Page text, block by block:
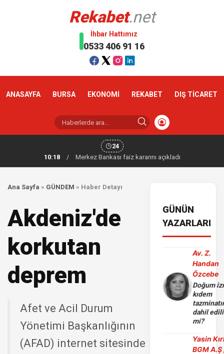
Rekabet.net
İhbar Hattımız
0533 406 91 16
ANASAYFA BURSA EKONOMİ REKABET DIŞ TİCARET
24
10:18
/ Merkez Bankası faiz kararını açıkladı
Ana Sayfa » GÜNDEM » Haber Detayı
Akdeniz'de
korkutan
deprem
Afet ve Acil Durum
Yönetimi Başkanlığının
(AFAD) internet sitesinde
GÜNÜN
YAZARLARI
Av. Z.
Handan
Özcebe
Doğum
kıdem
dahil
mi?
Yasin
BGM A.Ş